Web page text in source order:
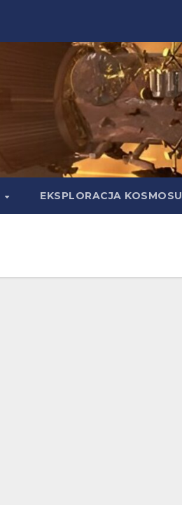
EKSPLORACJA KOSMOSU